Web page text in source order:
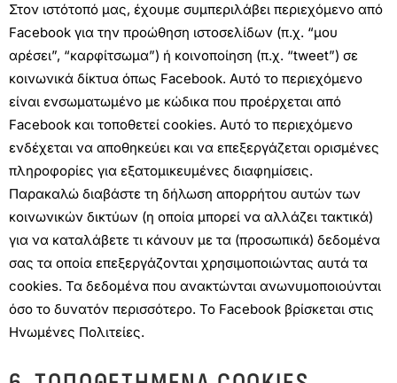
Στον ιστότοπό μας, έχουμε συμπεριλάβει περιεχόμενο από
Facebook για την προώθηση ιστοσελίδων (π.χ. “μου
αρέσει”, “καρφίτσωμα”) ή κοινοποίηση (π.χ. “tweet”) σε
κοινωνικά δίκτυα όπως Facebook. Αυτό το περιεχόμενο
είναι ενσωματωμένο με κώδικα που προέρχεται από
Facebook και τοποθετεί cookies. Αυτό το περιεχόμενο
ενδέχεται να αποθηκεύει και να επεξεργάζεται ορισμένες
πληροφορίες για εξατομικευμένες διαφημίσεις.
Παρακαλώ διαβάστε τη δήλωση απορρήτου αυτών των
κοινωνικών δικτύων (η οποία μπορεί να αλλάζει τακτικά)
για να καταλάβετε τι κάνουν με τα (προσωπικά) δεδομένα
σας τα οποία επεξεργάζονται χρησιμοποιώντας αυτά τα
cookies. Τα δεδομένα που ανακτώνται ανωνυμοποιούνται
όσο το δυνατόν περισσότερο. Το Facebook βρίσκεται στις
Ηνωμένες Πολιτείες.